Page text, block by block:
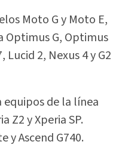
Moto G y Moto E,
Optimus G, Optimus
2, Nexus 4 y G2
equipos de la línea
Z2 y Xperia SP.
y Ascend G740.